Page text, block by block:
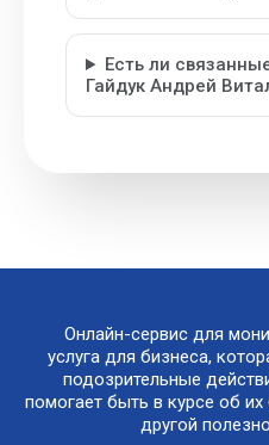
Есть ли
Гайдук Андрей
Онлайн-сервис для
услуга для бизнеса,
подозрительные
помогает быть в курсе об их
другой